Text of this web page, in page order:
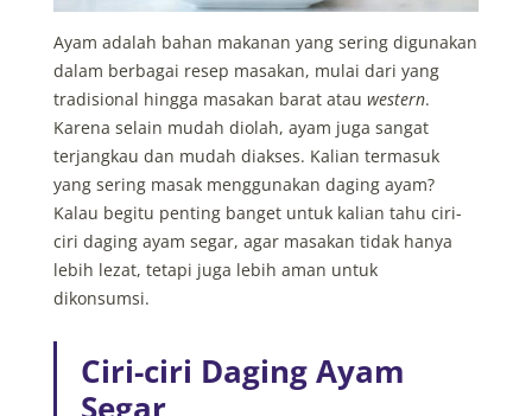
Ayam adalah bahan makanan yang sering digunakan
dalam berbagai resep masakan, mulai dari yang
tradisional hingga masakan barat atau western.
Karena selain mudah diolah, ayam juga sangat
terjangkau dan mudah diakses. Kalian termasuk
yang sering masak menggunakan daging ayam?
Kalau begitu penting banget untuk kalian tahu ciri-
ciri daging ayam segar, agar masakan tidak hanya
lebih lezat, tetapi juga lebih aman untuk
dikonsumsi.
Ciri-ciri Daging Ayam